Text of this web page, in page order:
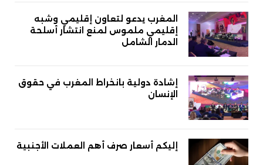
المغرب يدعو لتعاون إقليمي وشبه
إقليمي ملموس لمنع انتشار أسلحة
الدمار الشامل
إشادة دولية بانخراط المغرب في حقوق
الإنسان
إليكم أسعار صرف أهم العملات الأجنبية